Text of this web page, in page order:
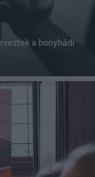
a bonyhádi